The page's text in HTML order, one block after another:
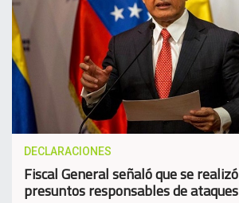
DECLARACIONES
Fiscal General señaló que se
presuntos responsables de